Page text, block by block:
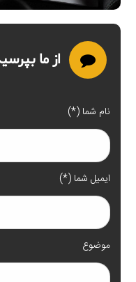
از ما
نام شما (*)
ایمیل شما (*)
موضوع